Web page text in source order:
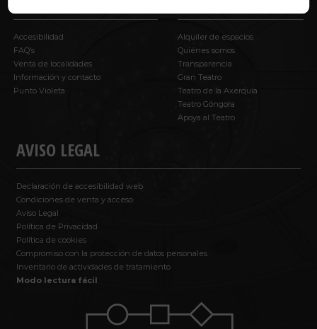
Accesibilidad
FAQ’s
Venta de localidades
Información y contacto
Punto Violeta
AVISO LEGAL
Declaración de accesibilidad web
Condiciones de venta y acceso
Aviso Legal
Política de Privacidad
Política de cookies
Compromiso con la protección de datos personales
Inventario de actividades de tratamiento
Modo lectura fácil
Alquiler de espacios
Quiénes somos
Transparencia
Gran Teatro
Teatro de la Axerquía
Teatro Góngora
Apoya al Teatro